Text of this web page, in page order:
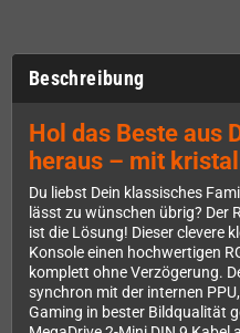
Beschreibung
Hol das Beste aus
heraus – mit
Du liebst Dein klassisches
lässt zu wünschen übrig? Der
ist die Lösung! Dieser clevere
Konsole einen hochwertigen
komplett ohne Verzögerung.
synchron mit der internen
Gaming in bester Bildqualität